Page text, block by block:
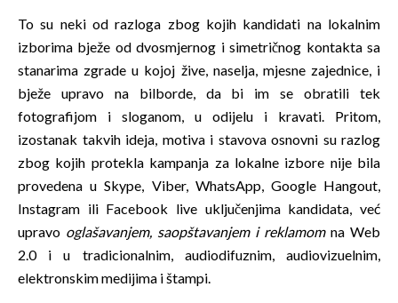
To su neki od razloga zbog kojih kandidati na lokalnim
izborima bježe od dvosmjernog i simetričnog kontakta sa
stanarima zgrade u kojoj žive, naselja, mjesne zajednice, i
bježe upravo na bilborde, da bi im se obratili tek
fotografijom i sloganom, u odijelu i kravati. Pritom,
izostanak takvih ideja, motiva i stavova osnovni su razlog
zbog kojih protekla kampanja za lokalne izbore nije bila
provedena u Skype, Viber, WhatsApp, Google Hangout,
Instagram ili Facebook live uključenjima kandidata, već
upravo oglašavanjem, saopštavanjem i reklamom na Web
2.0 i u tradicionalnim, audiodifuznim, audiovizuelnim,
elektronskim medijima i štampi.